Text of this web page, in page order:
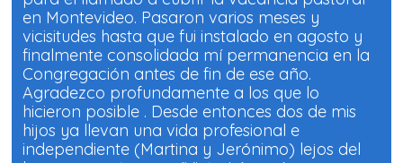
en Montevideo. Pasaron varios meses y
vicisitudes hasta que fui instalado en agosto y
finalmente consolidada mí permanencia en la
Congregación antes de fin de ese año.
Agradezco profundamente a los que lo
hicieron posible . Desde entonces dos de mis
hijos ya llevan una vida profesional e
independiente (Martina y Jerónimo) lejos del